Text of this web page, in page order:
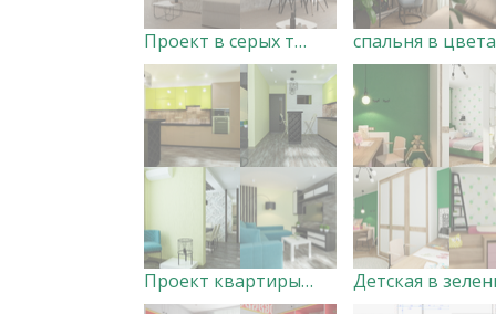
Проект в серых тонах спальня в
Проект квартиры для девушки